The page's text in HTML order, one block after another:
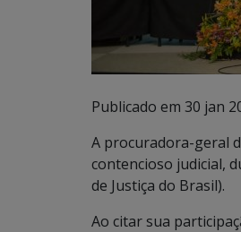
Publicado em 30 jan
A procuradora-geral
contencioso judicial,
de Justiça do Brasil).
Ao citar sua